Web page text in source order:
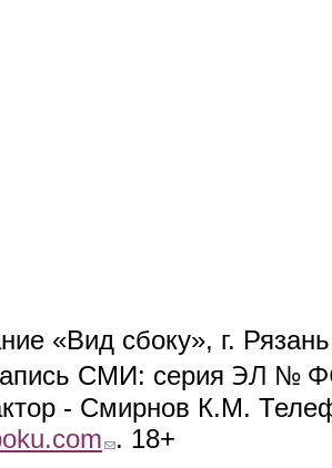
«Вид сбоку», г.
СМИ: серия ЭЛ №
- Смирнов К.М.
(link sends e-mail)
. 18+